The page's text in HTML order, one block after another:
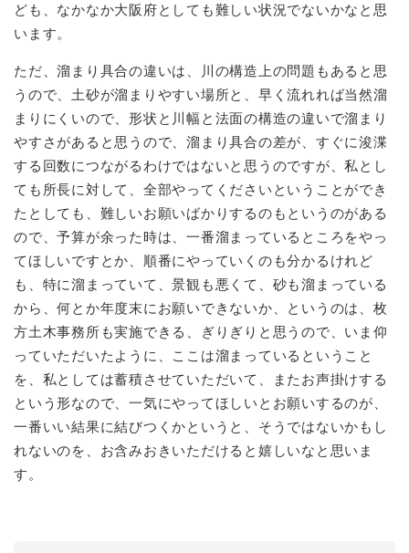
ども、なかなか大阪府としても難しい状況でないかなと思
います。
ただ、溜まり具合の違いは、川の構造上の問題もあると思
うので、土砂が溜まりやすい場所と、早く流れれば当然溜
まりにくいので、形状と川幅と法面の構造の違いで溜まり
やすさがあると思うので、溜まり具合の差が、すぐに浚渫
する回数につながるわけではないと思うのですが、私とし
ても所長に対して、全部やってくださいということができ
たとしても、難しいお願いばかりするのもというのがある
ので、予算が余った時は、一番溜まっているところをやっ
てほしいですとか、順番にやっていくのも分かるけれど
も、特に溜まっていて、景観も悪くて、砂も溜まっている
から、何とか年度末にお願いできないか、というのは、枚
方土木事務所も実施できる、ぎりぎりと思うので、いま仰
っていただいたように、ここは溜まっているということ
を、私としては蓄積させていただいて、またお声掛けする
という形なので、一気にやってほしいとお願いするのが、
一番いい結果に結びつくかというと、そうではないかもし
れないのを、お含みおきいただけると嬉しいなと思いま
す。